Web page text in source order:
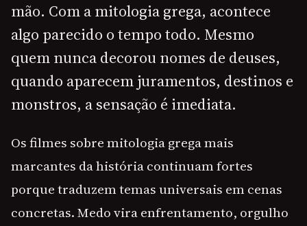
mão. Com a mitologia grega, acontece
algo parecido o tempo todo. Mesmo
quem nunca decorou nomes de deuses,
quando aparecem juramentos, destinos e
monstros, a sensação é imediata.
Os filmes sobre mitologia grega mais
marcantes da história continuam fortes
porque traduzem temas universais em cenas
concretas. Medo vira enfrentamento, orgulho